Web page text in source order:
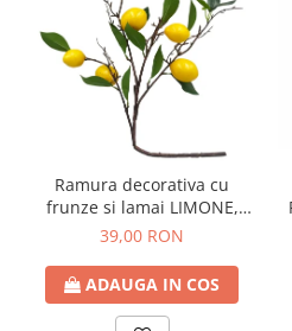
Ramura decorativa cu
frunze si lamai LIMONE,
65cm
39,00 RON
ADAUGA IN COS